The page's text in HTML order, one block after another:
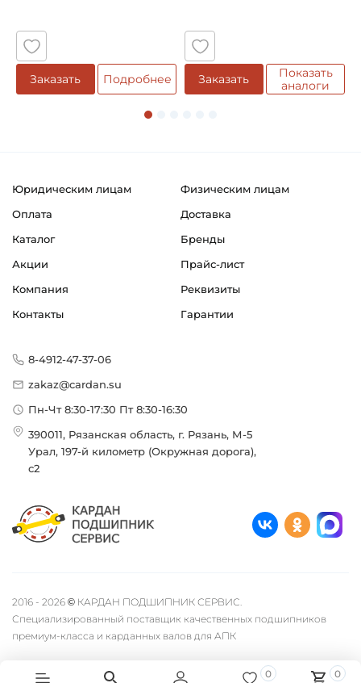
Заказать Подробнее Заказать
Показать
аналоги
Юридическим лицам
Физическим лицам
Оплата
Доставка
Каталог
Бренды
Акции
Прайс-лист
Компания
Реквизиты
Контакты
Гарантии
8-4912-47-37-06
zakaz@cardan.su
Пн-Чт 8:30-17:30 Пт 8:30-16:30
390011, Рязанская область, г. Рязань, М-5
Урал, 197-й километр (Окружная дорога),
с2
2016 - 2026 © КАРДАН ПОДШИПНИК СЕРВИС.
Специализированный поставщик качественных подшипников
премиум-класса и карданных валов для АПК
0 0